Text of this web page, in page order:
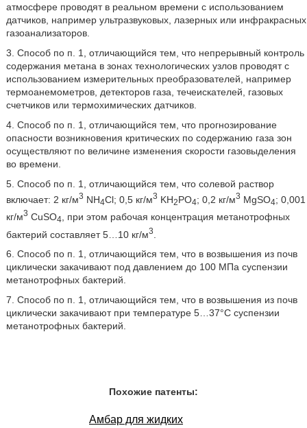
атмосфере проводят в реальном времени с использованием
датчиков, например ультразвуковых, лазерных или инфракрасных
газоанализаторов.
3. Способ по п. 1, отличающийся тем, что непрерывный контроль
содержания метана в зонах технологических узлов проводят с
использованием измерительных преобразователей, например
термоанемометров, детекторов газа, течеискателей, газовых
счетчиков или термохимических датчиков.
4. Способ по п. 1, отличающийся тем, что прогнозирование
опасности возникновения критических по содержанию газа зон
осуществляют по величине изменения скорости газовыделения
во времени.
5. Способ по п. 1, отличающийся тем, что солевой раствор
включает: 2 кг/м3 NH4Cl; 0,5 кг/м3 KH2PO4; 0,2 кг/м3 MgSO4; 0,001
кг/м3 CuSO4
, при этом рабочая концентрация метанотрофных
бактерий составляет 5…10 кг/м3
6. Способ по п. 1, отличающийся тем, что в возвышения из почв
циклически закачивают под давлением до 100 МПа суспензии
метанотрофных бактерий.
7. Способ по п. 1, отличающийся тем, что в возвышения из почв
циклически закачивают при температуре 5…37°C суспензии
метанотрофных бактерий.
Похожие патенты:
Амбар для жидких